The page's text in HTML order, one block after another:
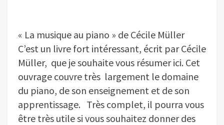
« La musique au piano » de Cécile Müller
C’est un livre fort intéressant, écrit par Cécile
Müller, que je souhaite vous résumer ici. Cet
ouvrage couvre très largement le domaine
du piano, de son enseignement et de son
apprentissage. Très complet, il pourra vous
être très utile si vous souhaitez donner des